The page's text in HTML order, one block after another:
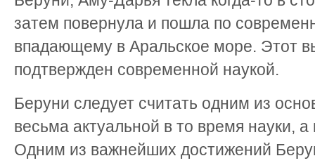
затем повернула и пошла по
впадающему в Аральское море. Этот
подтвержден современной наукой.
Беруни следует считать одним из
весьма актуальной в то время науки,
Одним из важнейших достижений